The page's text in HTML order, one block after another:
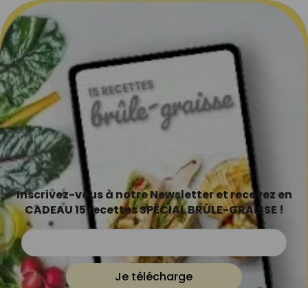
Inscrivez-vous à notre Newsletter et recevez en
CADEAU 15 recettes SPÉCIAL BRÛLE-GRAISSE !
Je télécharge